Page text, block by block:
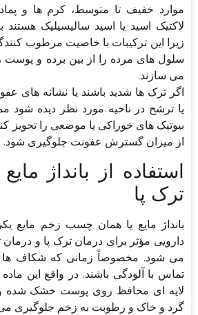
موارد خفیف تا متوسط، کرم ها و
لاکتیک اسید یا اسید سالیسیلیک هستند
زیرا این ترکیبات با خاصیت مرطوب
سلول های مرده را از بین برده و پوست
می سازند.
اگر ترک ها شدید باشند یا نشانه های
یا ترشح در ناحیه مورد نظر دیده
بیوتیک های خوراکی یا موضعی را تجویز
از میزان گسترش عفونت جلوگیری شود.
استفاده از بانداژ
ترک پا
بانداژ مایع یا همان چسب زخم مایع
دارویی مؤثر برای درمان ترک پا و
می شود. مخصوصاً زمانی که شکاف ها
تماس با آلودگی باشند. در واقع این
لایه ای محافظ روی پوست خشک شده و
گرد و خاک و رطوبت به زخم جلوگیری